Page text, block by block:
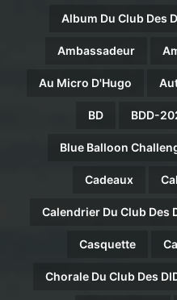
Album Du Club Des
Ambassadeur
Au Micro D'Hugo
BD BDD-
Blue Balloon
Cadeaux
Calendrier Du Club Des
Casquette
Chorale Du Club Des